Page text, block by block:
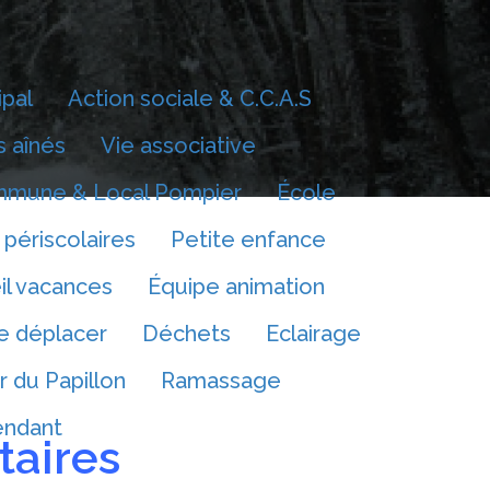
Action sociale & C.C.A.S
aînés
Vie associative
& Local Pompier
École
Petite enfance
vacances
Équipe animation
déplacer Déchets
Eclairage
du Papillon
Ramassage